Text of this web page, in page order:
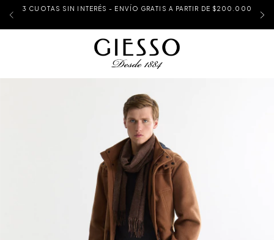
3 CUOTAS SIN INTERÉS - ENVÍO GRATIS A PARTIR DE $200.000